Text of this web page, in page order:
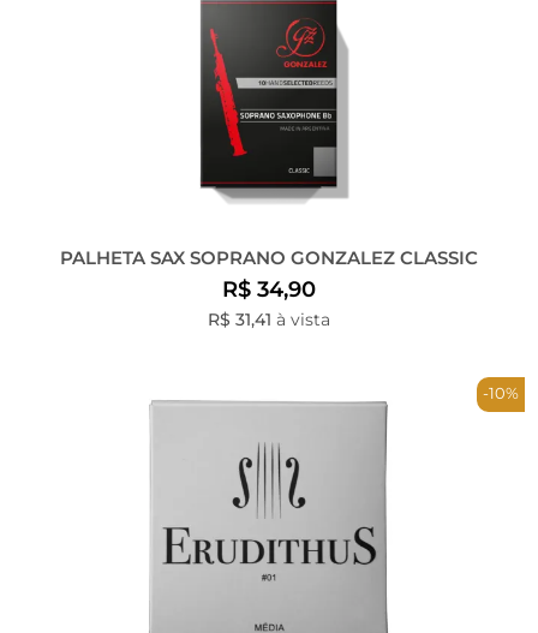
PALHETA SAX SOPRANO GONZALEZ CLASSIC
R$ 34,90
R$ 31,41 à vista
-10%